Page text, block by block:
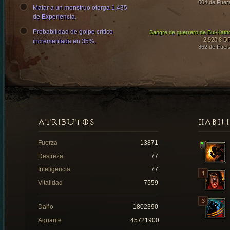
604 de
Sangre de guerrero de Bul-
2,920.8
862 de
Matar a un monstruo otorga 1,435
de Experiencia.
Probabilidad de golpe crítico
incrementada en 35%.
ATRIBUTOS
Fuerza
13871
Destreza
77
Inteligencia
77
Vitalidad
7559
Daño
1802390
Aguante
45721900